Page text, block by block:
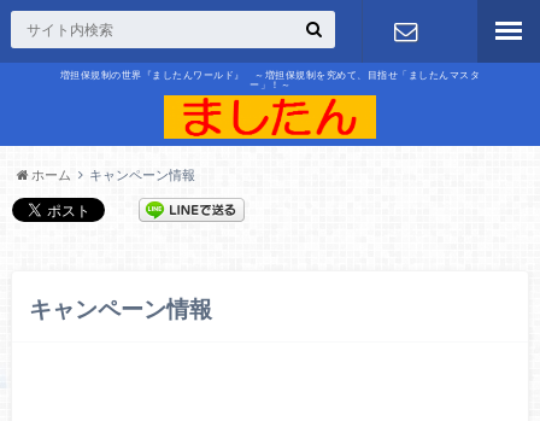
増担保規制の世界『ましたんワールド』 ～増担保規制を究めて、目指せ「ましたんマスタ
ー」！～
お問合せ
ホーム キャンペーン情報
キャンペーン情報